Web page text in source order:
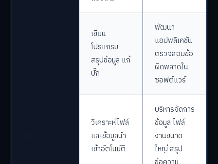
เขียน
โปรแกรม
สรุปข้อมูล แก้
บั๊ก
พัฒนา
แอปพลิเคชัน
ตรวจสอบข้อ
ผิดพลาดใน
ซอฟต์แวร์
วิเคราะห์ไฟล์
และข้อมูลนำ
เข้าอัตโนมัติ
บริหารจัดการ
ข้อมูล ไฟล์
งานขนาด
ใหญ่ สรุป